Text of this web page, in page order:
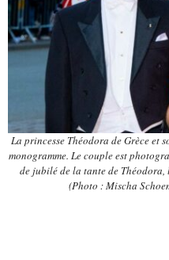
La princesse Théodora de Grèce et
monogramme. Le couple est
de jubilé de la tante de
(Photo : Mischa